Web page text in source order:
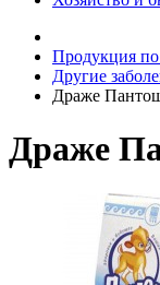
Продукция
Другие
Драже
Драже